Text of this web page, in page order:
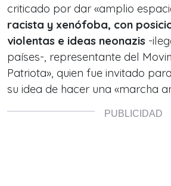
criticado por dar «amplio
racista y xenófoba, con
violentas e ideas neonazis -
países-, representante del
Patriota», quien fue invitado
su idea de hacer una «marcha